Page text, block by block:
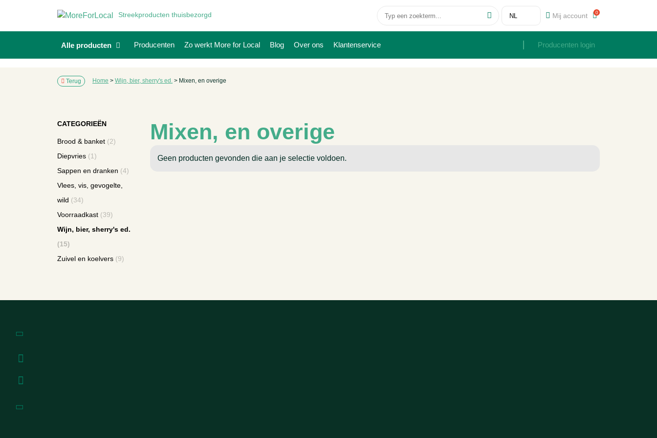
Streekproducten thuisbezorgd Mij account 0
Alle producten Producenten Zo werkt More for Local Blog Over ons Klantenservice Producenten login
Terug Home > Wijn, bier, sherry's ed. > Mixen, en overige
CATEGORIEËN
Brood & banket (2)
Diepvries (1)
Sappen en dranken (4)
Vlees, vis, gevogelte,
wild (34)
Voorraadkast (39)
Wijn, bier, sherry's ed.
(15)
Zuivel en koelvers (9)
Mixen, en overige
Geen producten gevonden die aan je selectie voldoen.